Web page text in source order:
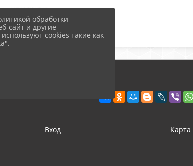
Вход Карта
обработки
сайт и другие
cookies такие как